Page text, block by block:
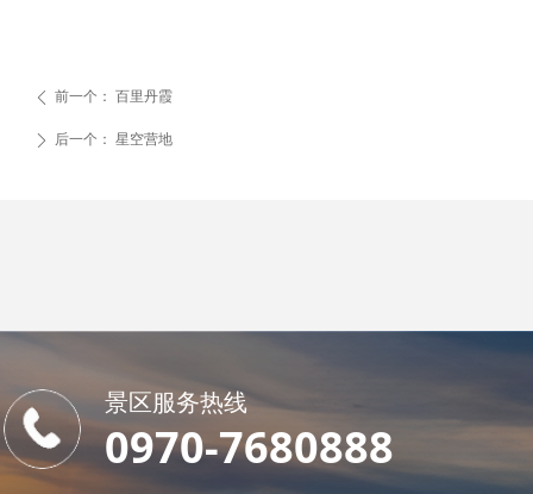
ꄴ 前一个： 百里丹霞
ꄲ 后一个： 星空营地
景区服务热线
0970-7680888